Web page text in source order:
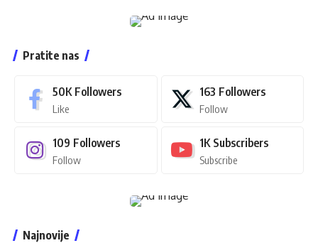
Pratite nas
50K Followers
Like
163 Followers
Follow
109 Followers
Follow
1K Subscribers
Subscribe
Najnovije